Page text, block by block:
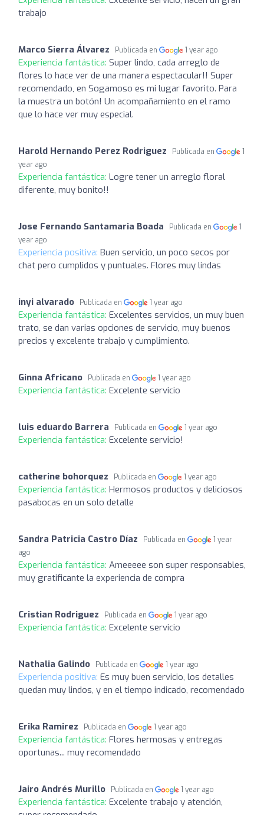
trabajo
Marco Sierra Álvarez Publicada en 1 year ago
Experiencia fantástica: Super lindo, cada arreglo de
flores lo hace ver de una manera espectacular!! Super
recomendado, en Sogamoso es mi lugar favorito. Para
la muestra un botón! Un acompañamiento en el ramo
que lo hace ver muy especial.
Harold Hernando Perez Rodriguez Publicada en
1
year ago
Experiencia fantástica: Logre tener un arreglo floral
diferente, muy bonito!!
Jose Fernando Santamaria Boada Publicada en
1
year ago
Experiencia positiva: Buen servicio, un poco secos por
chat pero cumplidos y puntuales. Flores muy lindas
inyi alvarado Publicada en 1 year ago
Experiencia fantástica: Excelentes servicios, un muy buen
trato, se dan varias opciones de servicio, muy buenos
precios y excelente trabajo y cumplimiento.
Ginna Africano Publicada en 1 year ago
Experiencia fantástica: Excelente servicio
luis eduardo Barrera Publicada en 1 year ago
Experiencia fantástica: Excelente servicio!
catherine bohorquez Publicada en 1 year ago
Experiencia fantástica: Hermosos productos y deliciosos
pasabocas en un solo detalle
Sandra Patricia Castro Díaz Publicada en
1 year
ago
Experiencia fantástica: Ameeeee son super responsables,
muy gratificante la experiencia de compra
Cristian Rodriguez Publicada en 1 year ago
Experiencia fantástica: Excelente servicio
Nathalia Galindo Publicada en 1 year ago
Experiencia positiva: Es muy buen servicio, los detalles
quedan muy lindos, y en el tiempo indicado, recomendado
Erika Ramirez Publicada en 1 year ago
Experiencia fantástica: Flores hermosas y entregas
oportunas... muy recomendado
Jairo Andrés Murillo Publicada en 1 year ago
Experiencia fantástica: Excelente trabajo y atención,